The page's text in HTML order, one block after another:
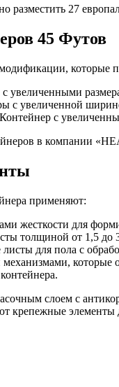
разместить 27
45 Футов
которые
увеличенными
с увеличенной
с
в компании
применяют:
жесткости для
толщиной от 1,5 до
для пола с
которые
слоем с
крепежные